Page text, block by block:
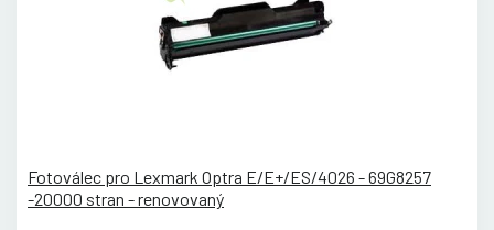
Fotoválec pro Lexmark Optra E/E+/ES/4026 - 69G8257
-20000 stran - renovovaný